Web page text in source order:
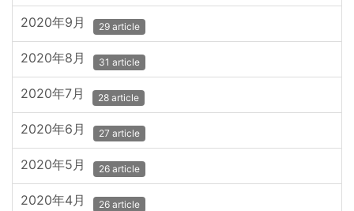
2020年9月 29 article
2020年8月 31 article
2020年7月 28 article
2020年6月 27 article
2020年5月 26 article
2020年4月 26 article